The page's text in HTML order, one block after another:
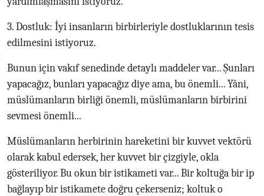
3. Dostluk: İyi insanların birbirleriyle dostluklarının tesis
edilmesini istiyoruz.
Bunun için vakıf senedinde detaylı maddeler var... Şunları
yapacağız, bunları yapacağız diye ama, bu önemli... Yâni,
müslümanların birliği önemli, müslümanların birbirini
sevmesi önemli...
Müslümanların herbirinin hareketini bir kuvvet vektörü
olarak kabul edersek, her kuvvet bir çizgiyle, okla
gösteriliyor. Bu okun bir istikameti var... Bir koltuğa bir ip
bağlayıp bir istikamete doğru çekerseniz; koltuk o